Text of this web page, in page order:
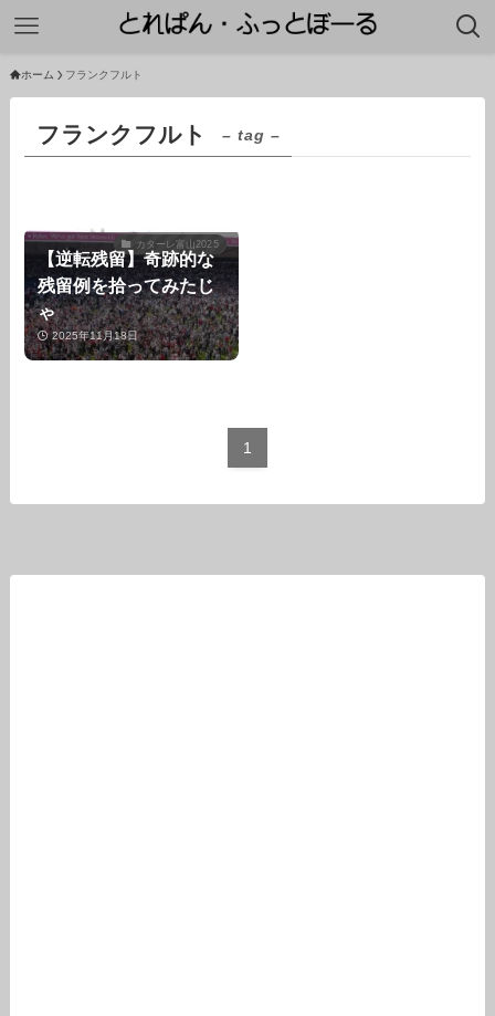
ホーム フランクフルト
フランクフルト – tag –
カターレ富山2025
【逆転残留】奇跡的な
残留例を拾ってみたじ
ゃ
2025年11月18日
1